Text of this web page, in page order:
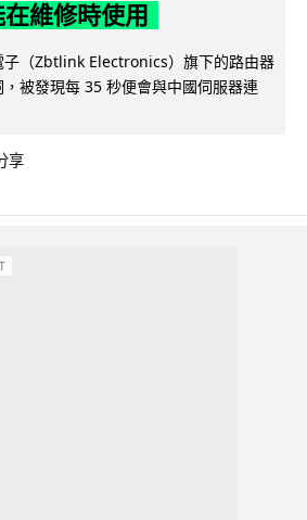
維修時使用
子（Zbtlink Electronics）旗下的路由器
被發現每 35 秒便會與中國伺服器連
享